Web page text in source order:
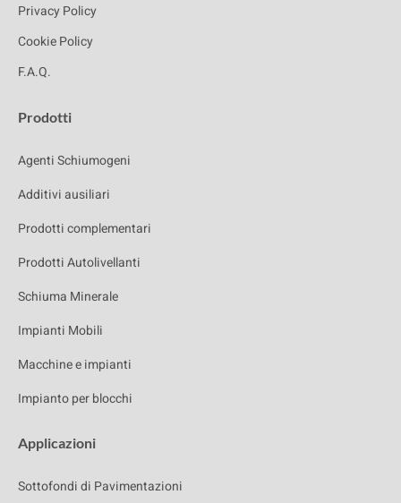
Privacy Policy
Cookie Policy
F.A.Q.
Prodotti
Agenti Schiumogeni
Additivi ausiliari
Prodotti complementari
Prodotti Autolivellanti
Schiuma Minerale
Impianti Mobili
Macchine e impianti
Impianto per blocchi
Applicazioni
Sottofondi di Pavimentazioni